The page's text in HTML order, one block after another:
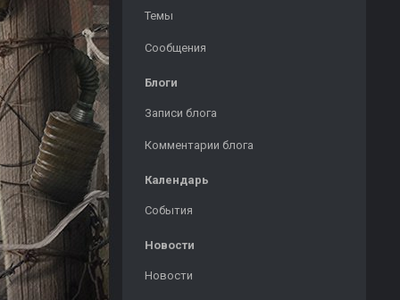
Темы
Сообщения
Блоги
Записи блога
Комментарии блога
Календарь
События
Новости
Новости